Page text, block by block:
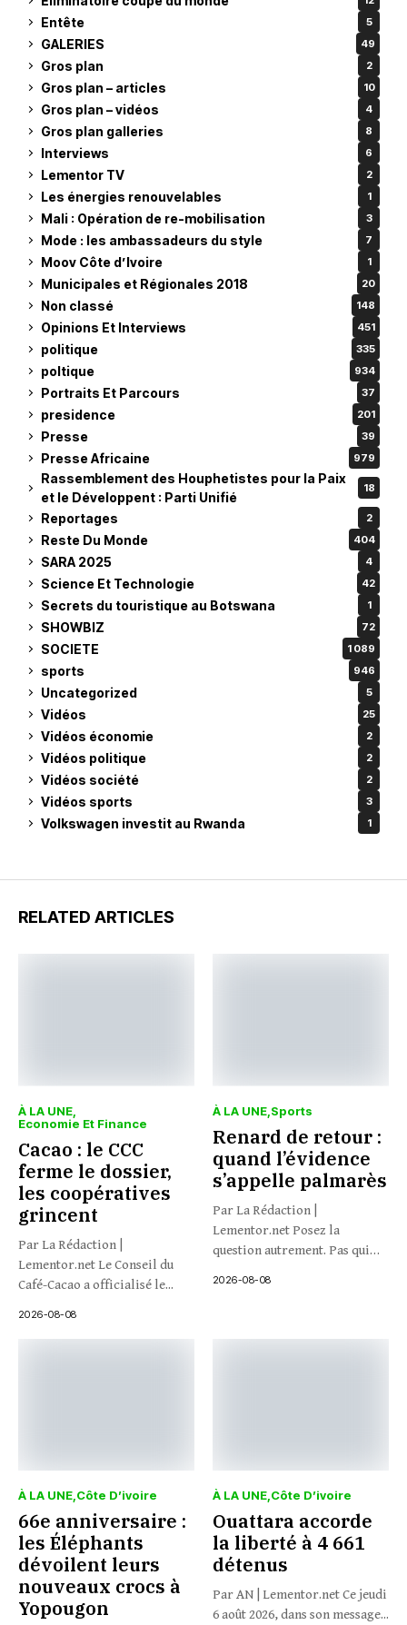
Entête 5
GALERIES 49
Gros plan 2
Gros plan – articles 10
Gros plan – vidéos 4
Gros plan galleries 8
Interviews 6
Lementor TV 2
Les énergies renouvelables 1
Mali : Opération de re-mobilisation 3
Mode : les ambassadeurs du style 7
Moov Côte d’Ivoire 1
Municipales et Régionales 2018 20
Non classé 148
Opinions Et Interviews 451
politique 335
poltique 934
Portraits Et Parcours 37
presidence 201
Presse 39
Presse Africaine 979
Rassemblement des Houphetistes pour la Paix
et le Développent : Parti Unifié
18
Reportages 2
Reste Du Monde 404
SARA 2025 4
Science Et Technologie 42
Secrets du touristique au Botswana 1
SHOWBIZ 72
SOCIETE 1 089
sports 946
Uncategorized 5
Vidéos 25
Vidéos économie 2
Vidéos politique 2
Vidéos société 2
Vidéos sports 3
Volkswagen investit au Rwanda 1
RELATED ARTICLES
À LA UNE
Economie Et Finance
Cacao : le CCC
ferme le dossier,
les coopératives
grincent
Par La Rédaction |
Lementor.net Le Conseil du
Café-Cacao a officialisé le...
2026-08-08
À LA UNE Sports
Renard de retour :
quand l’évidence
s’appelle palmarès
Par La Rédaction |
Lementor.net Posez la
question autrement. Pas qui
2026-08-08
À LA UNE Côte D’ivoire
66e anniversaire :
les Éléphants
dévoilent leurs
nouveaux crocs à
Yopougon
À LA UNE Côte D’ivoire
Ouattara accorde
la liberté à 4 661
détenus
Par AN | Lementor.net Ce jeudi
6 août 2026, dans son message...